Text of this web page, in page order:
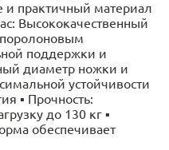
и практичный материал
Высококачественный
поддержки и
диаметр ножки и
устойчивости
▪ Прочность:
до 130 кг ▪
обеспечивает